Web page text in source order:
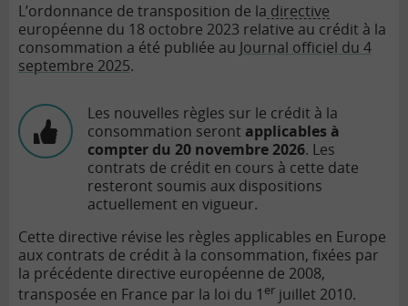
L’ordonnance de transposition de la directive
européenne du 18 octobre 2023 relative au crédit à la
consommation a été publiée au Journal officiel du 4
septembre 2025.
Les nouvelles règles sur le crédit à la
consommation seront applicables à
compter du 20 novembre 2026. Les
contrats de crédit en cours à cette date
resteront soumis aux dispositions
actuellement en vigueur.
Cette directive révise les règles applicables en Europe
aux contrats de crédit à la consommation, fixées par
la précédente directive européenne de 2008,
transposée en France par la loi du 1 er juillet 2010.